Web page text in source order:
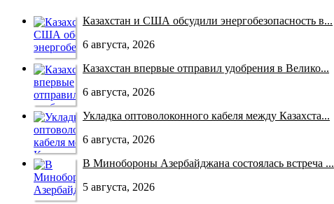
Казахстан и США обсудили энергобезопасность в...
6 августа, 2026
Казахстан впервые отправил удобрения в Велико...
6 августа, 2026
Укладка оптоволоконного кабеля между Казахста...
6 августа, 2026
В Минобороны Азербайджана состоялась встреча ...
5 августа, 2026